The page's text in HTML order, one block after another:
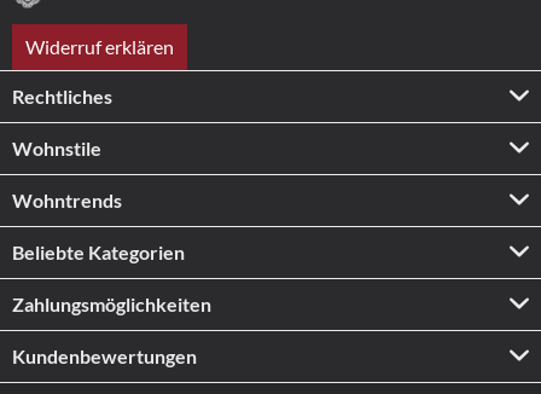
Widerruf erklären
Rechtliches
Wohnstile
Wohntrends
Beliebte Kategorien
Zahlungs­möglichkeiten
Kundenbewertungen